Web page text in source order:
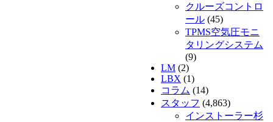
クルーズコントロ
ール (45)
TPMS空気圧モニ
タリングシステム
(9)
LM (2)
LBX (1)
コラム (14)
スタッフ (4,863)
インストーラー杉